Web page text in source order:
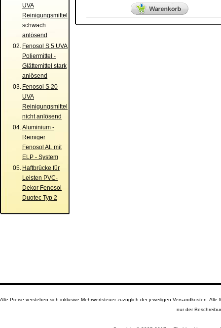
UVA
Reinigungsmittel
schwach
anlösend
02. Fenosol S 5 UVA
Poliermittel -
Glättemittel stark
anlösend
03. Fenosol S 20
UVA
Reinigungsmittel
nicht anlösend
04.Aluminium -
Reiniger
Fenosol AL mit
ELP - System
05. Haftbrücke für
Leisten PVC-
Dekor Fenosol
Duotec Typ 2
Alle Preise verstehen sich inklusive Mehrwertsteuer zuzüglich der jeweiligen Versandkosten.
nur der